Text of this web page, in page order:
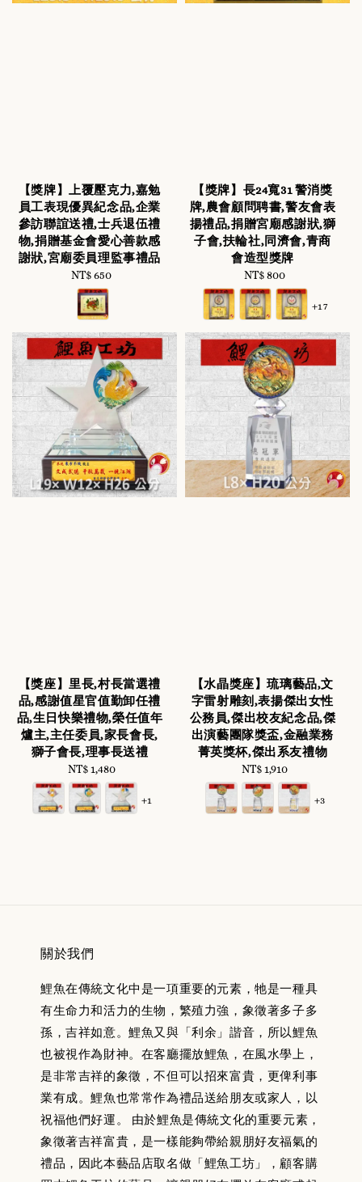
【獎牌】上覆壓克力,嘉勉
員工表現優異紀念品,企業
參訪聯誼送禮,士兵退伍禮
物,捐贈基金會愛心善款感
謝狀,宮廟委員理監事禮品
Regular
price
NT$ 650
【獎牌】長24寬31 警消獎
牌,農會顧問聘書,警友會表
揚禮品,捐贈宮廟感謝狀,獅
子會,扶輪社,同濟會,青商
會造型獎牌
Regular
price
NT$ 800
+17
【獎座】里長,村長當選禮
品,感謝值星官值勤卸任禮
品,生日快樂禮物,榮任值年
爐主,主任委員,家長會長,
獅子會長,理事長送禮
Regular
price
NT$ 1,480
+1
【水晶獎座】琉璃藝品,文
字雷射雕刻,表揚傑出女性
公務員,傑出校友紀念品,傑
出演藝團隊獎盃,金融業務
菁英獎杯,傑出系友禮物
Regular
price
NT$ 1,910
+3
關於我們
鯉魚在傳統文化中是一項重要的元素，牠是一種具
有生命力和活力的生物，繁殖力強，象徵著多子多
孫，吉祥如意。鯉魚又與「利余」諧音，所以鯉魚
也被視作為財神。在客廳擺放鯉魚，在風水學上，
是非常吉祥的象徵，不但可以招來富貴，更俾利事
業有成。鯉魚也常常作為禮品送給朋友或家人，以
祝福他們好運。 由於鯉魚是傳統文化的重要元素，
象徵著吉祥富貴，是一樣能夠帶給親朋好友福氣的
禮品，因此本藝品店取名做「鯉魚工坊」，顧客購